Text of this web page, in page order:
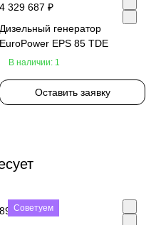
4 329 687 ₽
Дизельный генератор
EuroPower EPS 85 TDE
В наличии: 1
Оставить заявку
Советуем
890 000 ₽